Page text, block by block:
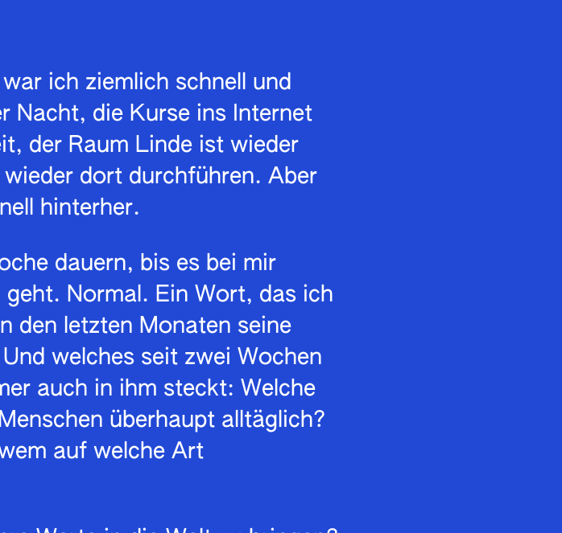
ich ziemlich schnell und
Nacht, die Kurse ins Internet
der Raum Linde ist wieder
dort durchführen. Aber
hinterher.
dauern, bis es bei mir
Normal. Ein Wort, das ich
den letzten Monaten seine
welches seit zwei Wochen
auch in ihm steckt: Welche
überhaupt alltäglich?
auf welche Art